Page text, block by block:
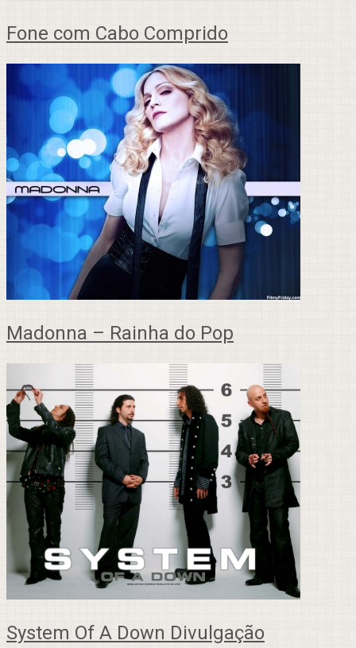
Fone com Cabo Comprido
Madonna – Rainha do Pop
System Of A Down Divulgação